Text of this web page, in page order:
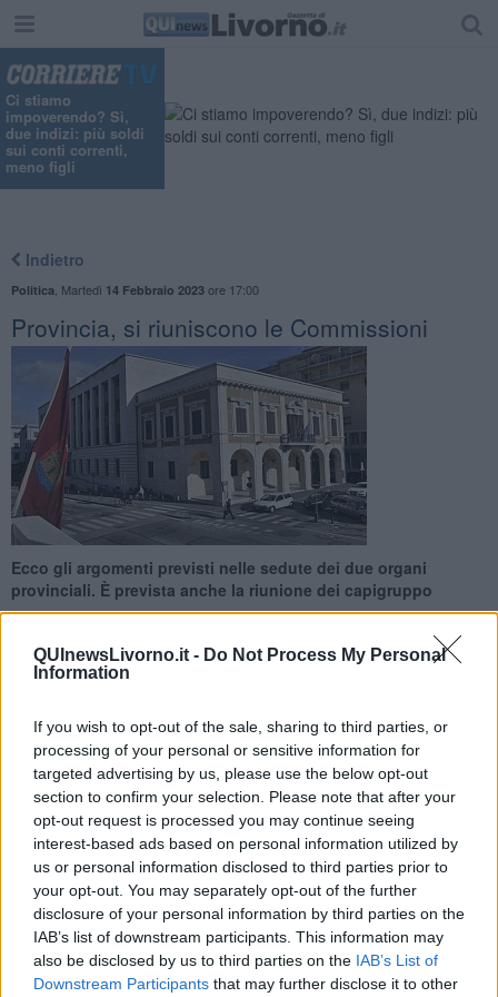
QUInewsLivorno.it - Do Not Process My Personal
Information
If you wish to opt-out of the sale, sharing to third parties, or
processing of your personal or sensitive information for
targeted advertising by us, please use the below opt-out
section to confirm your selection. Please note that after your
opt-out request is processed you may continue seeing
interest-based ads based on personal information utilized by
us or personal information disclosed to third parties prior to
your opt-out. You may separately opt-out of the further
disclosure of your personal information by third parties on the
IAB’s list of downstream participants. This information may
also be disclosed by us to third parties on the IAB’s List of
Downstream Participants that may further disclose it to other
Ci stiamo
impoverendo? Sì,
due indizi: più soldi
sui conti correnti,
meno figli
Indietro
Politica Martedì 14 Febbraio 2023ore 17:00
Provincia, si riuniscono le Commissioni
Ecco gli argomenti previsti nelle sedute dei due organi
provinciali. È prevista anche la riunione dei capigruppo
LIVORNO —La Prima Commissione consiliare “Area delle
Competenze Amministrative”, è convocata giovedi 16 Febbraio, alle
ore 11,30, a Palazzo Granducale e in videoconferenza.
All’ordine del giorno l’esame delle delibere relative a: regolamento
per la disciplina dell’esame di idoneità professionale all’esercizio
dell’attività di consulenza per la circolazione dei mezzi di trasporto;
criteri generali relativi all’assetto della struttura organizzativa della
Provincia di Livorno - Piano di riassetto organizzativo.